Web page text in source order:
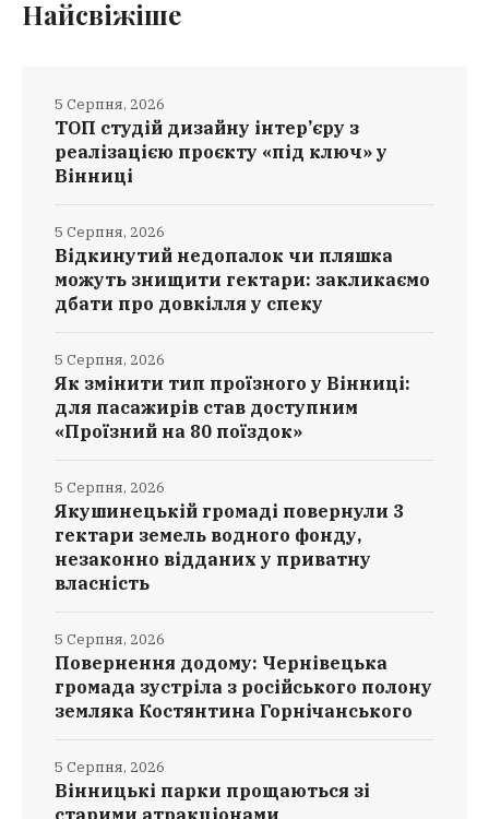
Найсвіжіше
ТОП студій дизайну інтер’єру з
реалізацією проєкту «під ключ» у
Вінниці
5 Серпня, 2026
Відкинутий недопалок чи пляшка
можуть знищити гектари: закликаємо
дбати про довкілля у спеку
5 Серпня, 2026
Як змінити тип проїзного у Вінниці:
для пасажирів став доступним
«Проїзний на 80 поїздок»
5 Серпня, 2026
Якушинецькій громаді повернули 3
гектари земель водного фонду,
незаконно відданих у приватну
власність
5 Серпня, 2026
Повернення додому: Чернівецька
громада зустріла з російського полону
земляка Костянтина Горнічанського
5 Серпня, 2026
Вінницькі парки прощаються зі
старими атракціонами
5 Серпня, 2026